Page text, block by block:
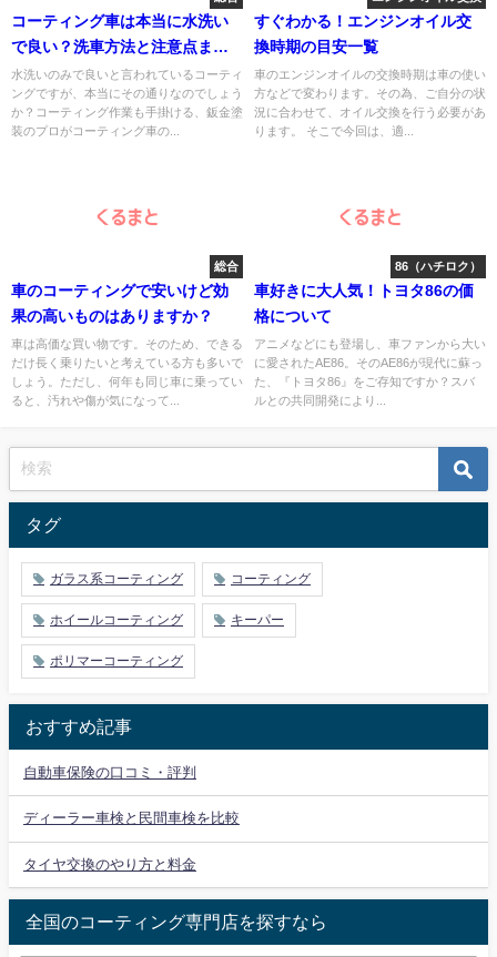
コーティング車は本当に水洗い
で良い？洗車方法と注意点まと
め
水洗いのみで良いと言われているコーティ
ングですが、本当にその通りなのでしょう
か？コーティング作業も手掛ける、鈑金塗
装のプロがコーティング車の...
すぐわかる！エンジンオイル交
換時期の目安一覧
車のエンジンオイルの交換時期は車の使い
方などで変わります。その為、ご自分の状
況に合わせて、オイル交換を行う必要があ
ります。 そこで今回は、適...
総合
車のコーティングで安いけど効
果の高いものはありますか？
車は高価な買い物です。そのため、できる
だけ長く乗りたいと考えている方も多いで
しょう。ただし、何年も同じ車に乗ってい
ると、汚れや傷が気になって...
86（ハチロク）
車好きに大人気！トヨタ86の価
格について
アニメなどにも登場し、車ファンから大い
に愛されたAE86。そのAE86が現代に蘇っ
た、『トヨタ86』をご存知ですか？スバ
ルとの共同開発により...
タグ
ガラス系コーティング コーティング
ホイールコーティング キーパー
ポリマーコーティング
おすすめ記事
自動車保険の口コミ・評判
ディーラー車検と民間車検を比較
タイヤ交換のやり方と料金
全国のコーティング専門店を探すなら